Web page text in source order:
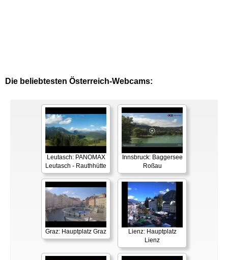
Die beliebtesten Österreich-Webcams:
Leutasch: PANOMAX
Leutasch - Rauthhütte
Innsbruck: Baggersee
Roßau
Graz: Hauptplatz Graz
Lienz: Hauptplatz
Lienz